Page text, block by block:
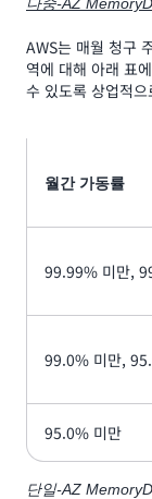
AWS는 매월 청구
역에 대해 아래 표
수 있도록 상업적
월간 가동률
99.99% 미만,
99.0% 미만,
95.0% 미만
단일-AZ